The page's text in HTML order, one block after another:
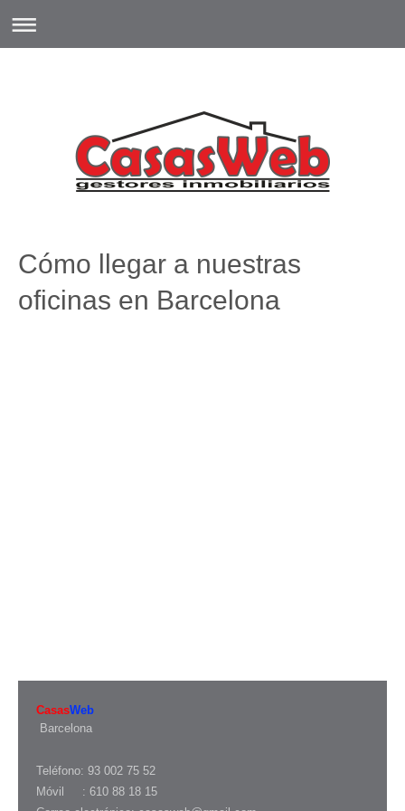
Cómo llegar a nuestras
oficinas en Barcelona
CasasWeb
Barcelona
Teléfono: 93 002 75 52
Móvil : 610 88 18 15